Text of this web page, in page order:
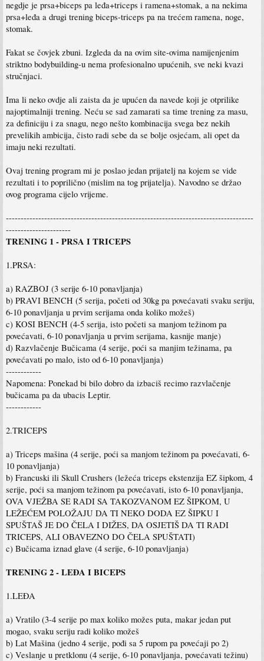
negdje je prsa+biceps pa leđa+triceps i ramena+stomak, a na nekima
prsa+leđa a drugi trening biceps-triceps pa na trećem ramena, noge,
stomak.
Fakat se čovjek zbuni. Izgleda da na ovim site-ovima namijenjenim
striktno bodybuilding-u nema profesionalno upućenih, sve neki kvazi
stručnjaci.
Ima li neko ovdje ali zaista da je upućen da navede koji je otprilike
najoptimalniji trening. Neću se sad zamarati sa time trening za masu,
za definiciju i za snagu, nego nešto kombinacija svega bez nekih
prevelikih ambicija, čisto radi sebe da se bolje osjećam, ali opet da
imaju neki rezultati.
Ovaj trening program mi je poslao jedan prijatelj na kojem se vide
rezultati i to poprilično (mislim na tog prijatelja). Navodno se držao
ovog programa cijelo vrijeme.
------------------------------------------------------------------------------------
----------------------
TRENING 1 - PRSA I TRICEPS
1.PRSA:
a) RAZBOJ (3 serije 6-10 ponavljanja)
b) PRAVI BENCH (5 serija, početi od 30kg pa povećavati svaku seriju,
6-10 ponavljanja u prvim serijama onda koliko možeš)
c) KOSI BENCH (4-5 serija, isto početi sa manjom težinom pa
povećavati, 6-10 ponavljanja u prvim serijama, kasnije manje)
d) Razvlačenje Bučicama (4 serije, poći sa manjim težinama, pa
povećavati po malo, isto od 6-10 ponavljanja)
------------
Napomena: Ponekad bi bilo dobro da izbaciš recimo razvlačenje
bučicama pa da ubacis Leptir.
------------
2.TRICEPS
a) Triceps mašina (4 serije, poći sa manjom težinom pa povećavati, 6-
10 ponavljanja)
b) Francuski ili Skull Crushers (ležeća triceps ekstenzija EZ šipkom, 4
serije, poći sa manjom težinom pa povećavati, isto 6-10 ponavljanja,
OVA VJEŽBA SE RADI SA TAKOZVANOM EZ ŠIPKOM, U
LEŽEĆEM POLOŽAJU DA TI NEKO DODA EZ ŠIPKU I
SPUŠTAŠ JE DO ČELA I DIŽES, DA OSJETIŠ DA TI RADI
TRICEPS, ALI OBAVEZNO DO ČELA SPUŠTATI)
c) Bučicama iznad glave (4 serije, 6-10 ponavljanja)
TRENING 2 - LEĐA I BICEPS
1.LEĐA
a) Vratilo (3-4 serije po max koliko možes puta, makar jedan put
mogao, svaku seriju radi koliko možeš
b) Lat Mašina (jedno 4 serije, pođi sa 5 rupom pa povećaji po 2)
c) Veslanje u pretklonu (4 serije, 6-10 ponavljanja, povećavati težinu)